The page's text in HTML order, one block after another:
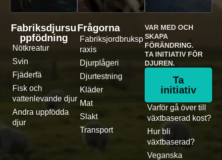
Fabriksdjursu
ppfödning
Nötkreatur
Svin
Fjäderfä
Fisk och
vattenlevande djur
Andra uppfödda
djur
Frågorna
Fabriksjordbruksp
raxis
Djurplågeri
Djurtestning
Kläder
Mat
Slakt
Transport
VAR MED OCH
SKAPA
FÖRÄNDRING.
TA INITIATIV FÖR
DJUREN.
Ta
initiativ
Varför gå över till
växtbaserad kost?
Hur bli
växtbaserad?
Veganska